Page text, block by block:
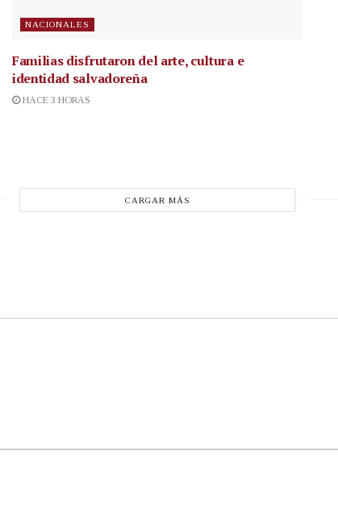
NACIONALES
Familias disfrutaron del arte, cultura e
identidad salvadoreña
HACE 3 HORAS
CARGAR MÁS